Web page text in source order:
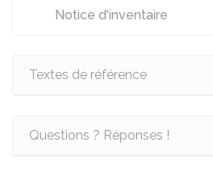
Notice d'inventaire
Textes de référence
Questions ? Réponses !